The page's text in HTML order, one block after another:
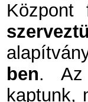
Központ
ben. Az
kaptunk,